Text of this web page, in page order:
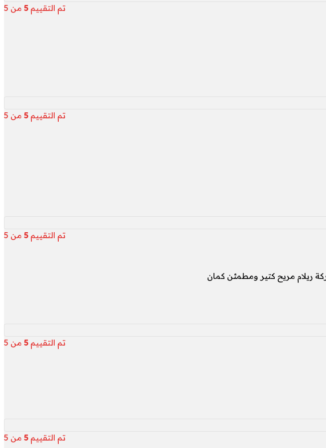
تم التقييم 5 من 5
تم التقييم 5 من 5
تم التقييم 5 من 5
ريلام مريح كتير ومطمئن كمان
تم التقييم 5 من 5
تم التقييم 5 من 5